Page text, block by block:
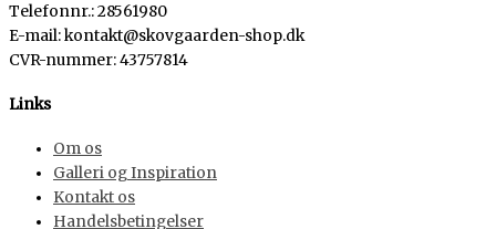
Telefonnr.: 28561980
E-mail: kontakt@skovgaarden-shop.dk
CVR-nummer:43757814
Links
Om os
Galleri og Inspiration
Kontakt os
Handelsbetingelser